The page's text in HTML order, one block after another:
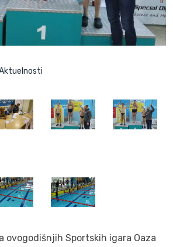
ovogodišnjih Sportskih igara Oaza